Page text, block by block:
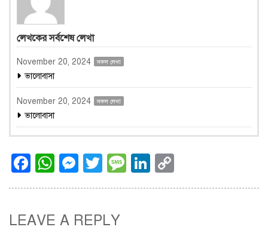
লেখকের সর্বশেষ লেখা
November 20, 2024 সকল লেখা
ভালোবাসা
November 20, 2024 সকল লেখা
ভালোবাসা
Facebook
WhatsApp
Messenger
Twitter
Message
LinkedIn
Link
LEAVE A REPLY